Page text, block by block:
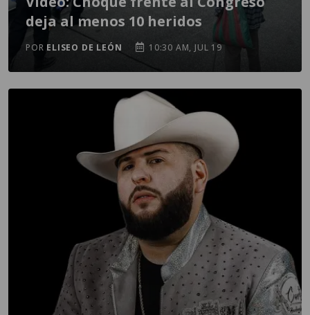
deja al menos 10 heridos
POR ELISEO DE LEÓN 10:30 AM, JUL 19